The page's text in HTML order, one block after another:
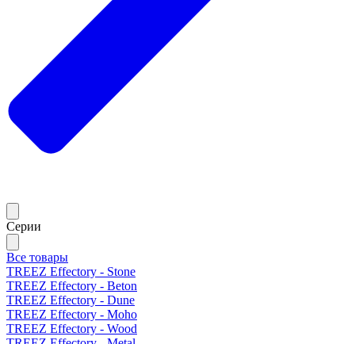
Серии
Все товары
TREEZ Effectory - Stone
TREEZ Effectory - Beton
TREEZ Effectory - Dune
TREEZ Effectory - Moho
TREEZ Effectory - Wood